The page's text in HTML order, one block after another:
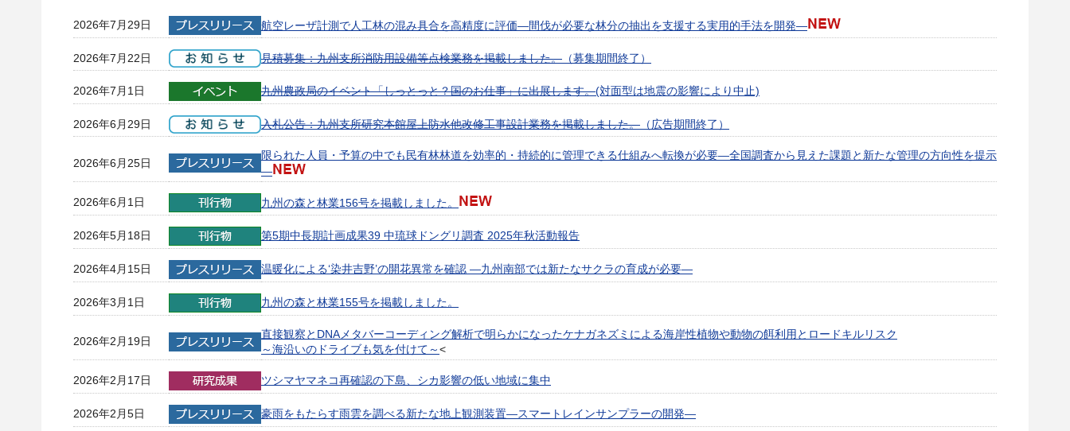
2026年7月29日 航空レーザ計測で人工林の混み具合を高精度に評価—間伐が必要な林分の抽出を支援する実用的手法を開発—
2026年7月22日 見積募集：九州支所消防用設備等点検業務を掲載しました。 （募集期間終了）
2026年7月1日 九州農政局のイベント「しっとっと？国のお仕事」に出展します。(対面型は地震の影響により中止)
2026年6月29日 入札公告：九州支所研究本館屋上防水他改修工事設計業務を掲載しました。 （広告期間終了）
2026年6月25日
限られた人員・予算の中でも民有林林道を効率的・持続的に管理できる仕組みへ転換が必要—全国調査から見えた課題と新たな管理の方向性を提示
—
2026年6月1日 九州の森と林業156号を掲載しました。
2026年5月18日 第5期中長期計画成果39 中琉球ドングリ調査 2025年秋活動報告
2026年4月15日 温暖化による‘染井吉野’の開花異常を確認 —九州南部では新たなサクラの育成が必要—
2026年3月1日 九州の森と林業155号を掲載しました。
2026年2月19日
直接観察とDNAメタバーコーディング解析で明らかになったケナガネズミによる海岸性植物や動物の餌利用とロードキルリスク
～海沿いのドライブも気を付けて～<
2026年2月17日 ツシマヤマネコ再確認の下島、シカ影響の低い地域に集中
2026年2月5日 豪雨をもたらす雨雲を調べる新たな地上観測装置—スマートレインサンプラーの開発—